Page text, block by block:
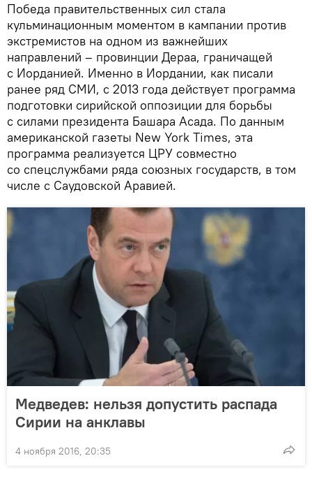
Победа правительственных сил стала
кульминационным моментом в кампании против
экстремистов на одном из важнейших
направлений – провинции Дераа, граничащей
с Иорданией. Именно в Иордании, как писали
ранее ряд СМИ, с 2013 года действует программа
подготовки сирийской оппозиции для борьбы
с силами президента Башара Асада. По данным
американской газеты New York Times, эта
программа реализуется ЦРУ совместно
со спецслужбами ряда союзных государств, в том
числе с Саудовской Аравией.
Медведев: нельзя допустить распада
Сирии на анклавы
4 ноября 2016, 20:35